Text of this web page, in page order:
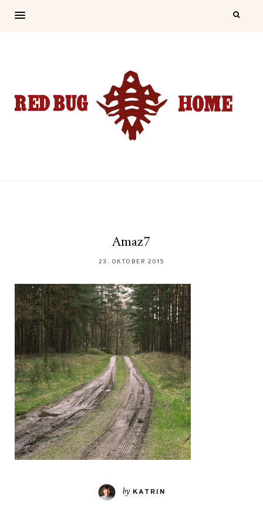
Amaz7
23. OKTOBER 2015
by KATRIN